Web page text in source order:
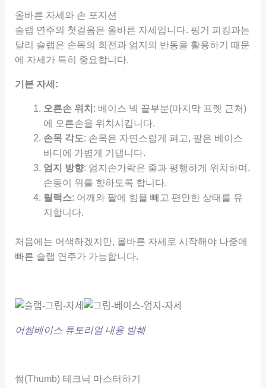
올바른 자세와 손 포지션
슬랩 연주의 첫걸음은 올바른 자세입니다. 핑거 피킹과는
달리 슬랩은 손목의 회전과 엄지의 반동을 활용하기 때문
에 자세가 특히 중요합니다.
기본 자세:
오른손 위치 : 베이스 넥 끝부분(마지막 프렛 근처)
에 오른손을 위치시킵니다.
손목 각도: 손목은 자연스럽게 펴고, 팔은 베이스
바디에 가볍게 기댑니다.
엄지 방향: 엄지손가락은 줄과 평행하게 위치하며,
손등이 위를 향하도록 합니다.
릴랙스: 어깨와 팔에 힘을 빼고 편안한 상태를 유
지합니다.
처음에는 어색하겠지만, 올바른 자세로 시작해야 나중에
빠른 슬랩 연주가 가능합니다.
어썸베이스 튜토리얼 내용 발췌
썸(Thumb) 테크닉 마스터하기